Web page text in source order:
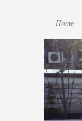
Home